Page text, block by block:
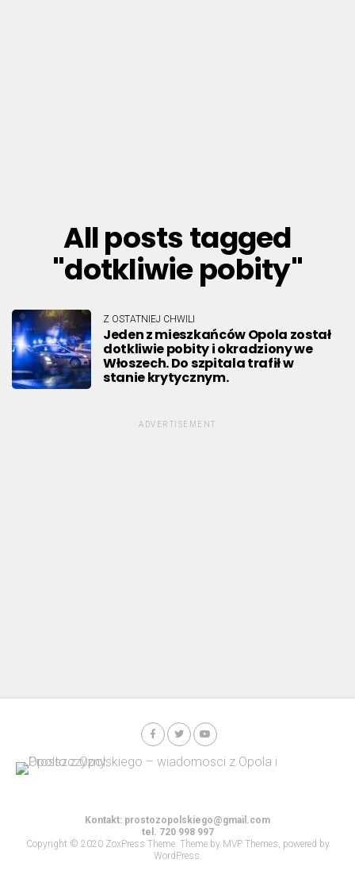
All posts tagged
"dotkliwie pobity"
Z OSTATNIEJ CHWILI
Jeden z mieszkańców Opola został
dotkliwie pobity i okradziony we
Włoszech. Do szpitala trafił w
stanie krytycznym.
ADVERTISEMENT
Kontakt: prostozopolskiego@gmail.com
tel. 720 998 997
Copyright © 2020 ZoxPress Theme. Theme by MVP Themes, powered by
WordPress.